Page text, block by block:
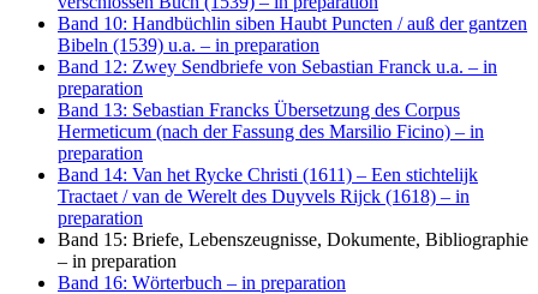
Band 10: Handbüchlin siben Haubt Puncten / auß der gantzen
Bibeln (1539) u.a. – in preparation
Band 12: Zwey Sendbriefe von Sebastian Franck u.a. – in
preparation
Band 13: Sebastian Francks Übersetzung des Corpus
Hermeticum (nach der Fassung des Marsilio Ficino) – in
preparation
Band 14: Van het Rycke Christi (1611) – Een stichtelijk
Tractaet / van de Werelt des Duyvels Rijck (1618) – in
preparation
Band 15: Briefe, Lebenszeugnisse, Dokumente, Bibliographie
– in preparation
Band 16: Wörterbuch – in preparation